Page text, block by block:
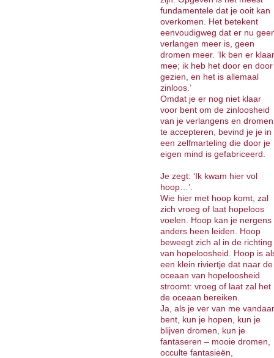
fundamentele dat je ooit kan
overkomen. Het betekent
eenvoudigweg dat er nu
verlangen meer is, geen
dromen meer. ‘Ik ben er klaar
mee; ik heb het door en door
gezien, en het is allemaal
zinloos.’
Omdat je er nog niet klaar
voor bent om de zinloosheid
van je verlangens en dromen
te accepteren, bevind je je in
een zelfmarteling die door je
eigen mind is gefabriceerd.
Je zegt: ‘Ik kwam hier vol
hoop…’.
Wie hier met hoop komt, zal
zich vroeg of laat hopeloos
voelen. Hoop kan je nergens
anders heen leiden. Hoop
beweegt zich al in de richting
van hopeloosheid. Hoop is
een klein riviertje dat naar de
oceaan van hopeloosheid
stroomt: vroeg of laat zal het
de oceaan bereiken.
Ja, als je ver van me
bent, kun je hopen, kun je
blijven dromen, kun je
fantaseren – mooie dromen,
occulte fantasieën,